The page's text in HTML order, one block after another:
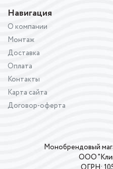
Навигация
О компании
Монтаж
Доставка
Оплата
Контакты
Карта сайта
Договор-оферта
Монобрендовый
ООО